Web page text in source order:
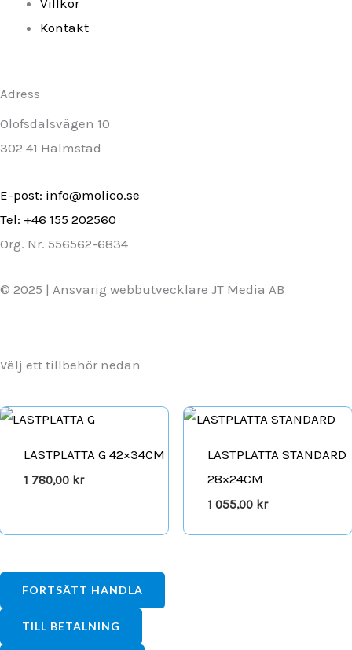
Villkor
Kontakt
Adress
Olofsdalsvägen 10
302 41 Halmstad
E-post: info@molico.se
Tel: +46 155 202560
Org. Nr. 556562-6834
© 2025 | Ansvarig webbutvecklare JT Media AB
Välj ett tillbehör nedan
LASTPLATTA G 42×34CM
1 780,00 kr
LASTPLATTA STANDARD
28×24CM
1 055,00 kr
FORTSÄTT HANDLA
TILL BETALNING